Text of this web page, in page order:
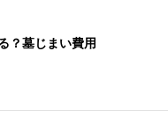
？墓じまい費用